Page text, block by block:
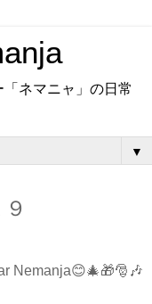
ネマニャ」の日常
▼
Nemanja😊🎄🎁🎅🎶